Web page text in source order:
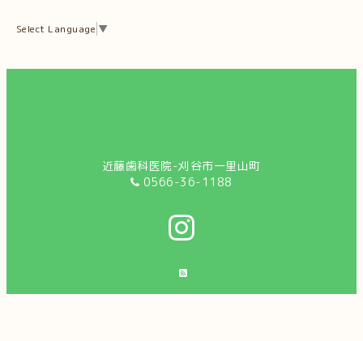
Select Language ▼
近藤歯科医院-刈谷市一里山町
0566-36-1188